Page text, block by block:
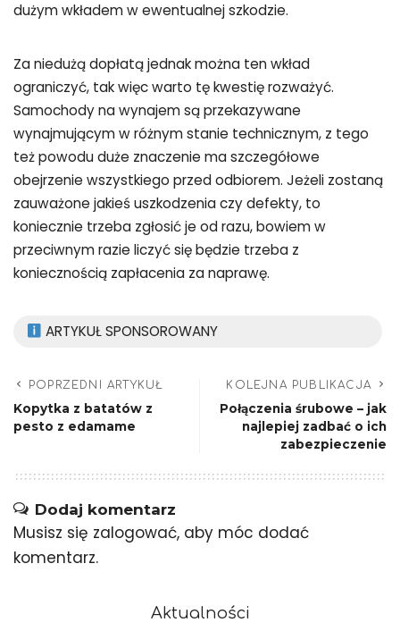
dużym wkładem w ewentualnej szkodzie.
Za niedużą dopłatą jednak można ten wkład
ograniczyć, tak więc warto tę kwestię rozważyć.
Samochody na wynajem są przekazywane
wynajmującym w różnym stanie technicznym, z tego
też powodu duże znaczenie ma szczegółowe
obejrzenie wszystkiego przed odbiorem. Jeżeli zostaną
zauważone jakieś uszkodzenia czy defekty, to
koniecznie trzeba zgłosić je od razu, bowiem w
przeciwnym razie liczyć się będzie trzeba z
koniecznością zapłacenia za naprawę.
ARTYKUŁ SPONSOROWANY
POPRZEDNI ARTYKUŁ
Kopytka z batatów z
pesto z edamame
KOLEJNA PUBLIKACJA
Połączenia śrubowe – jak
najlepiej zadbać o ich
zabezpieczenie
Dodaj komentarz
Musisz się zalogować, aby móc dodać
komentarz.
Aktualności